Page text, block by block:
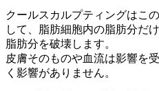
クールスカルプティングはこ
して、脂肪細胞内の脂肪分だ
脂肪分を破壊します。
皮膚そのものや血流は影響を
く影響がありません。